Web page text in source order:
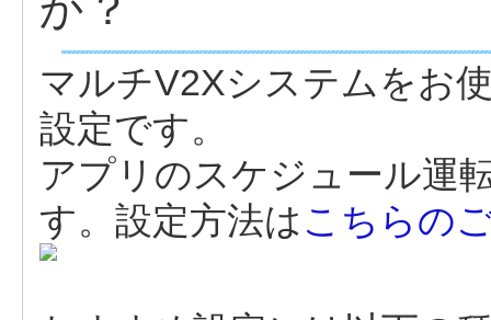
マルチV2Xシステムをお
設定です。
アプリのスケジュール運
す。設定方法は こちらの